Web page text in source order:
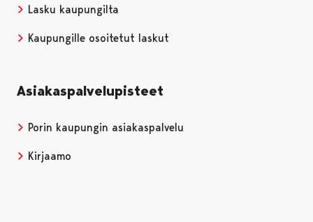
Lasku kaupungilta
Kaupungille osoitetut laskut
Asiakaspalvelupisteet
Porin kaupungin asiakaspalvelu
Kirjaamo